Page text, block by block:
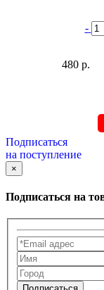
-
480 р.
Подписаться
на поступление
×
Подписаться на